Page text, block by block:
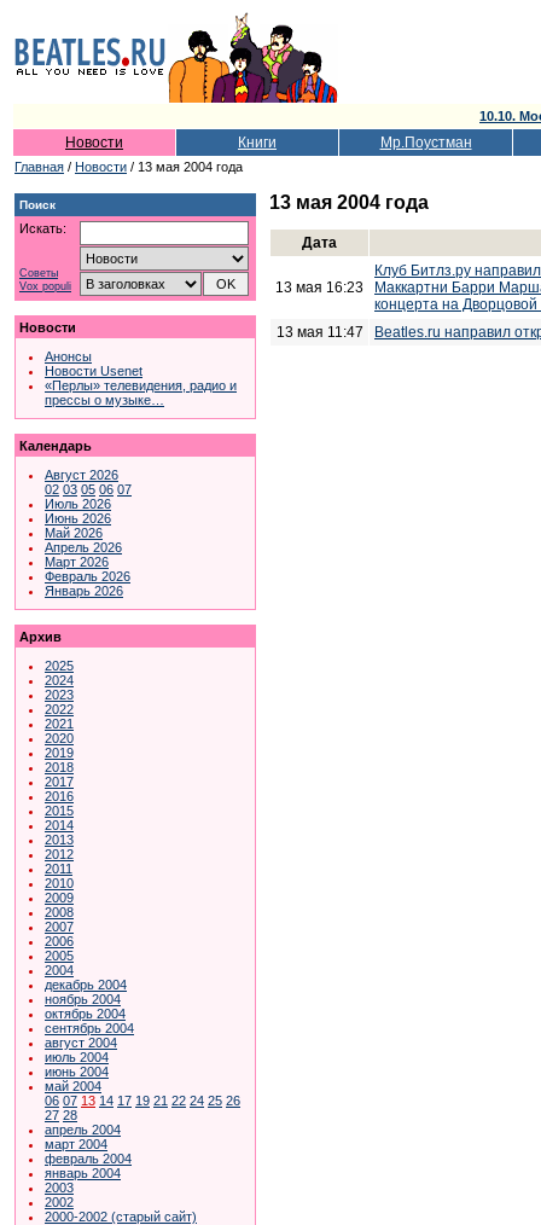
10.10.
Новости Книги Мр.Поустман
Главная / Новости / 13 мая 2004 года
Поиск
Искать:
Советы
Vox populi
Новости
Анонсы
Новости Usenet
«Перлы» телевидения, радио и
прессы о музыке…
Календарь
Август 2026
02 03 05 06 07
Июль 2026
Июнь 2026
Май 2026
Апрель 2026
Март 2026
Февраль 2026
Январь 2026
Архив
2025
2024
2023
2022
2021
2020
2019
2018
2017
2016
2015
2014
2013
2012
2011
2010
2009
2008
2007
2006
2005
2004
декабрь 2004
ноябрь 2004
октябрь 2004
сентябрь 2004
август 2004
июль 2004
июнь 2004
май 2004
06 07 13 14 17 19 21 22 24 25 26
27 28
апрель 2004
март 2004
февраль 2004
январь 2004
2003
2002
2000-2002 (старый сайт)
13 мая 2004 года
Дата
13 мая 16:23
Клуб Битлз.ру
Маккартни Барри
концерта на
13 мая 11:47
Beatles.ru направил